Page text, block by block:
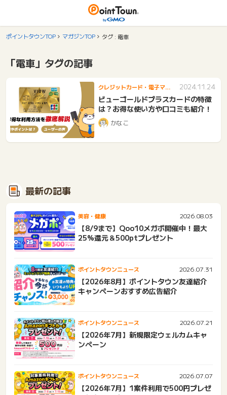
ポイントタウンTOP マガジンTOP タグ : 電車
「電車」タグの記事
クレジットカード・電子マネ
ー
2024.11.24
ビューゴールドプラスカードの特徴
は？お得な使い方や口コミも紹介！
かなこ
最新の記事
美容・健康 2026.08.03
【8/9まで】Qoo10メガポ開催中！最大
25%還元＆500ptプレゼント
ポイントタウンニュース 2026.07.31
【2026年8月】ポイントタウン友達紹介
キャンペーンおすすめ広告紹介
ポイントタウンニュース 2026.07.21
【2026年7月】新規限定ウェルカムキャ
ンペーン
ポイントタウンニュース 2026.07.07
【2026年7月】1案件利用で500円プレゼ